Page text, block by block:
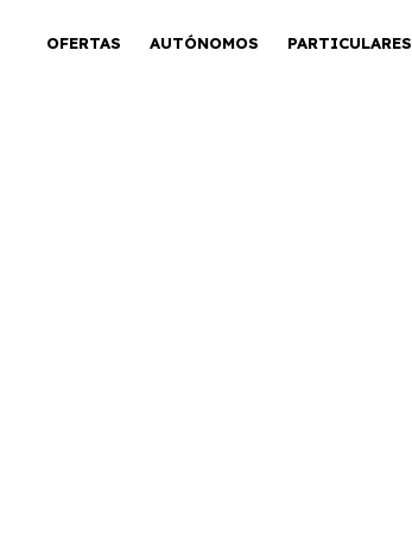
OFERTAS AUTÓNOMOS PARTICULARES